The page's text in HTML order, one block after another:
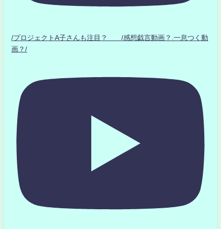
/プロジェクトA子さんも注目？ /感想戯言動画？.一息つく動
画？/